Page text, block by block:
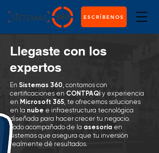
ESCRÍBENOS
Llegaste con los
expertos
En Sistemas 360, contamos con
certificaciones en CONTPAQi y experiencia
en Microsoft 365, te ofrecemos soluciones
en la nube e infraestructura tecnológica
diseñada para hacer crecer tu negocio.
Todo acompañado de la asesoría en
sistemas que asegura que tu inversión
realmente dé resultados.